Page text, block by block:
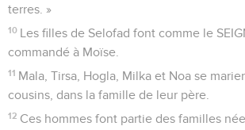
terres. »
10 Les filles de Selofad font comme le
commandé à Moïse.
11 Mala, Tirsa, Hogla, Milka et Noa se
cousins, dans la famille de leur père.
12 Ces hommes font partie des familles